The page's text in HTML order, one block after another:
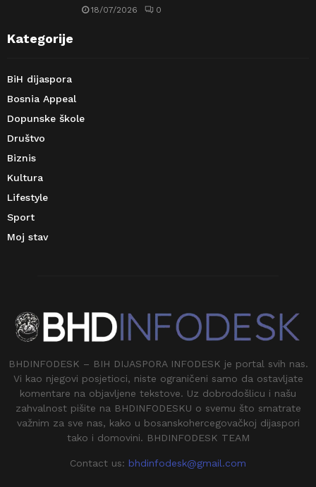
18/07/2026 0
Kategorije
BiH dijaspora
Bosnia Appeal
Dopunske škole
Društvo
Biznis
Kultura
Lifestyle
Sport
Moj stav
BHDINFODESK – BIH DIJASPORA INFODESK je portal svih nas.
Vi kao njegovi posjetioci, niste ograničeni samo da ostavljate
komentare na objavljene tekstove. Uz dobrodošlicu i našu
zahvalnost pišite na BHDINFODESKU o svemu što smatrate
važnim za sve nas, kako u bosanskohercegovačkoj dijaspori
tako i domovini. BHDINFODESK TEAM
Contact us: bhdinfodesk@gmail.com